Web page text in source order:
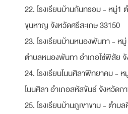
22. โรงเรียนบ้านกันทรอม - หมู่1
ขุนหาญ จังหวัดศรีสะเกษ 33150
23. โรงเรียนบ้านหนองพันทา -
ตำบลหนองพันทา อำเภอโซ่พิสัย
24. โรงเรียนโนนศิลาพิทยาคม -
โนนศิลา อำเภอสหัสขันธ์ จังหวัด
25. โรงเรียนบ้านภูเขาขาม - ตำบ